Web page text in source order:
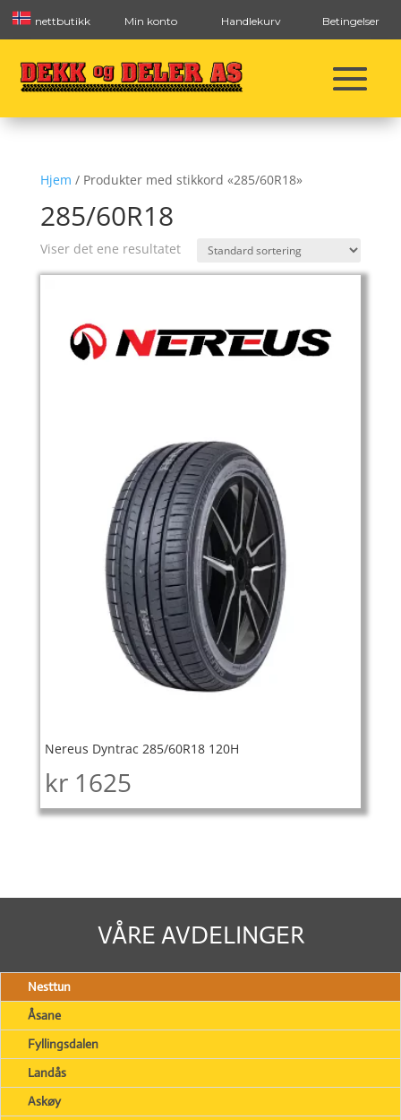
nettbutikk Min konto Handlekurv Betingelser
Hjem / Produkter med stikkord «285/60R18»
285/60R18
Viser det ene resultatet
Nereus Dyntrac 285/60R18 120H
kr 1625
VÅRE AVDELINGER
Nesttun
Åsane
Fyllingsdalen
Landås
Askøy